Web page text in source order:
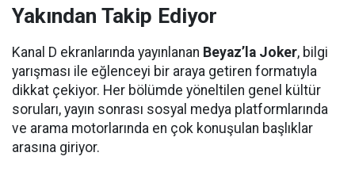
Yakından Takip Ediyor
Kanal D ekranlarında yayınlanan Beyaz’la Joker, bilgi
yarışması ile eğlenceyi bir araya getiren formatıyla
dikkat çekiyor. Her bölümde yöneltilen genel kültür
soruları, yayın sonrası sosyal medya platformlarında
ve arama motorlarında en çok konuşulan başlıklar
arasına giriyor.